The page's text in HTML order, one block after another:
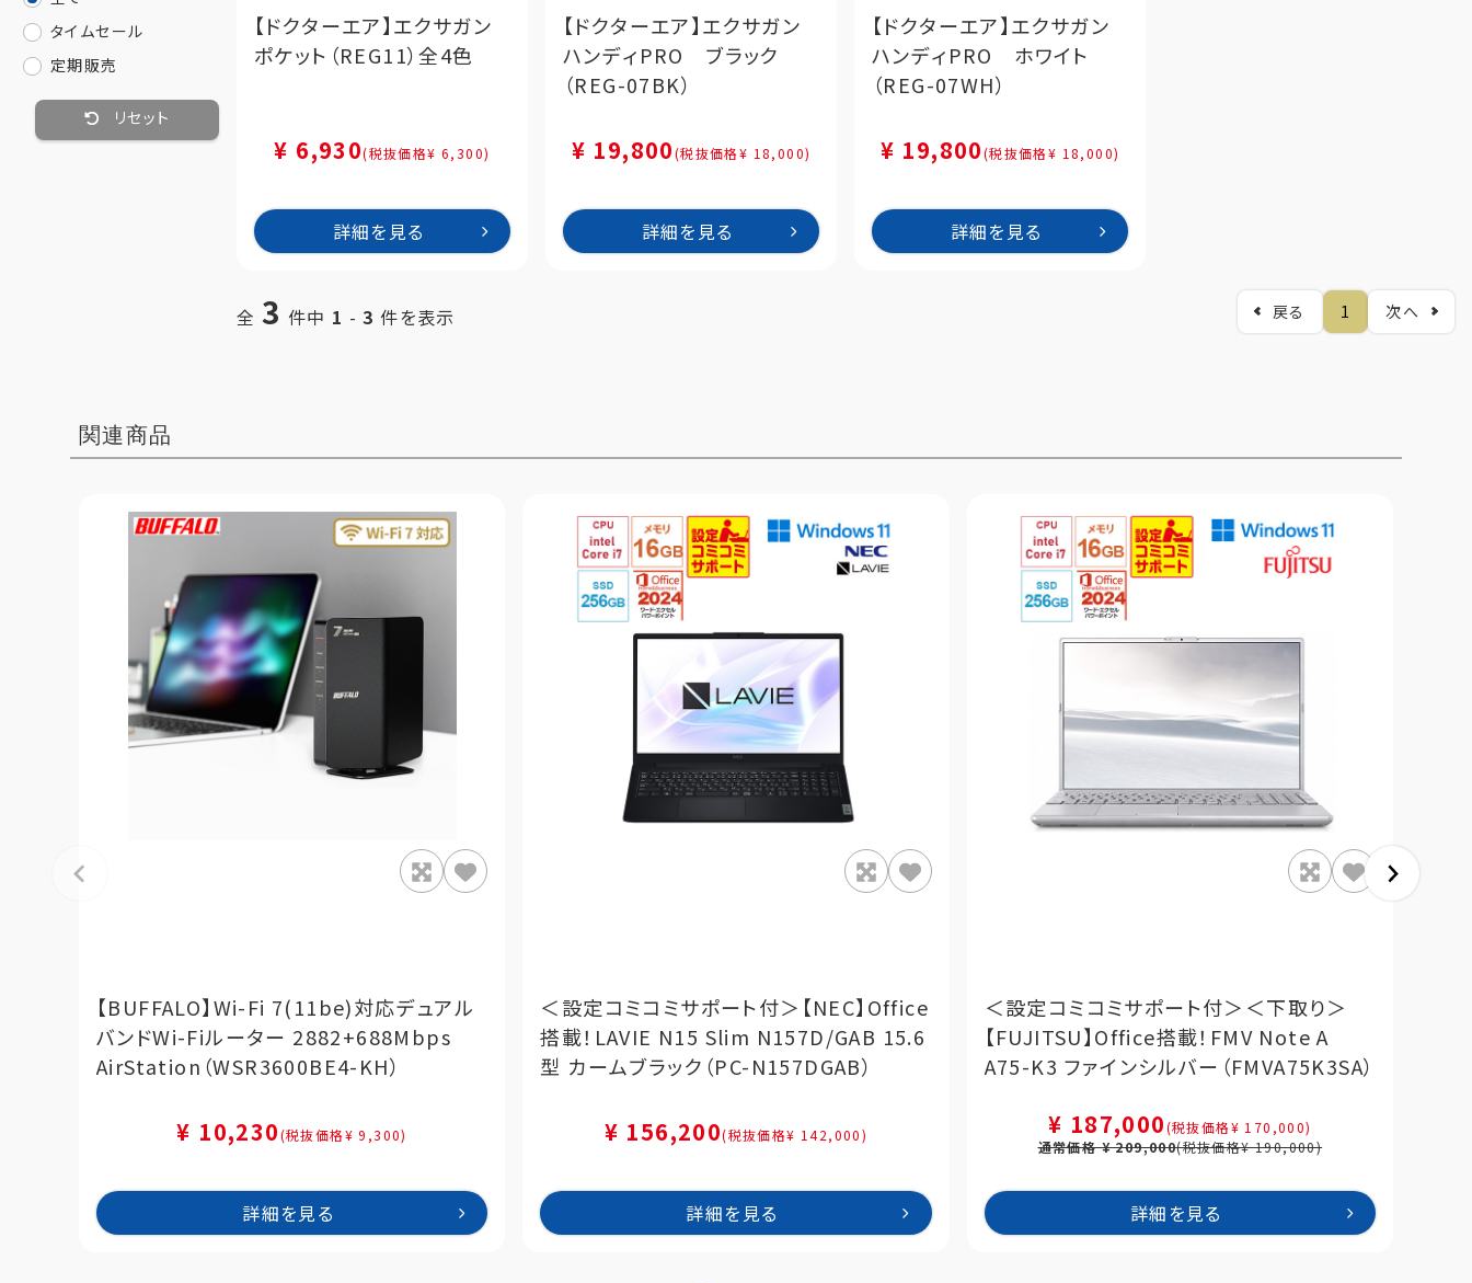
タイムセール
定期販売
リセット
【ドクターエア】エクサガン
ポケット（REG11）全4色
¥ 6,930(税抜価格¥ 6,300)
詳細を見る
【ドクターエア】エクサガン
ハンディPRO ブラック
（REG-07BK）
¥ 19,800(税抜価格¥ 18,000)
詳細を見る
【ドクターエア】エクサガン
ハンディPRO ホワイト
（REG-07WH）
¥ 19,800(税抜価格¥ 18,000)
詳細を見る
全 3 件中 1 -3 件を表示 戻る 1 次へ
関連商品
【BUFFALO】Wi-Fi 7(11be)対応デュアル
バンドWi-Fiルーター 2882+688Mbps
AirStation（WSR3600BE4-KH）
¥ 10,230(税抜価格¥ 9,300)
詳細を見る
＜設定コミコミサポート付＞【NEC】Office
搭載！LAVIE N15 Slim N157D/GAB 15.6
型 カームブラック（PC-N157DGAB）
¥ 156,200(税抜価格¥ 142,000)
詳細を見る
＜設定コミコミサポート付＞＜下取り＞
【FUJITSU】Office搭載！FMV Note A
A75-K3 ファインシルバー（FMVA75K3SA）
¥ 187,000(税抜価格¥ 170,000)
通常価格 ¥ 209,000(税抜価格¥ 190,000)
詳細を見る